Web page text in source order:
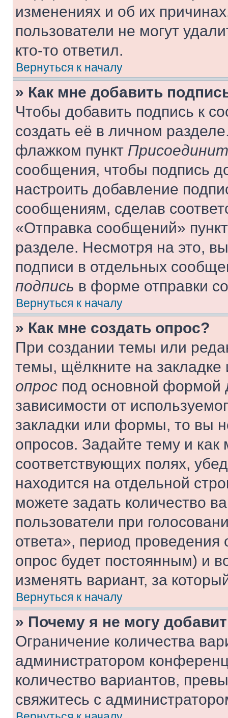
изменениях и об их
пользователи не могут
кто-то ответил.
Вернуться к началу
» Как мне добавить
Чтобы добавить подпись к
создать её в личном
флажком пункт
сообщения, чтобы подпись
настроить добавление
сообщениям, сделав
«Отправка сообщений»
разделе. Несмотря на это,
подписи в отдельных
подпись в форме отправки
Вернуться к началу
» Как мне создать опрос?
При создании темы или
темы, щёлкните на
опрос под основной формой
зависимости от
закладки или формы, то вы
опросов. Задайте тему и
соответствующих полях,
находится на отдельной
можете задать количество
пользователи при
ответа», период проведения
опрос будет постоянным) и
изменять вариант, за
Вернуться к началу
» Почему я не могу
Ограничение количества
администратором
количество вариантов,
свяжитесь с